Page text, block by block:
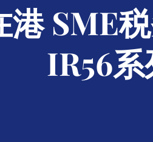
港 SME
IR56